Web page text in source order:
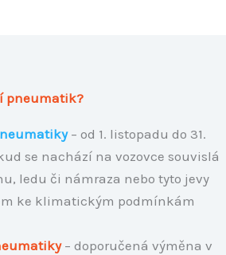
pneumatik?
– od 1. listopadu do 31.
se nachází na vozovce souvislá
ledu či námraza nebo tyto jevy
ke klimatickým podmínkám
– doporučená výměna v